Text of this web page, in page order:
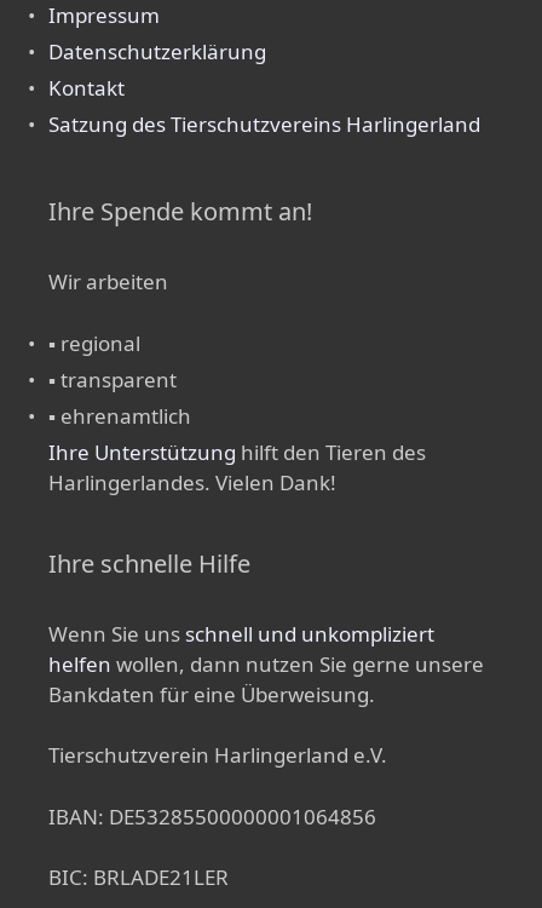
Impressum
Datenschutzerklärung
Kontakt
Satzung des Tierschutzvereins Harlingerland
Ihre Spende kommt an!
Wir arbeiten
▪ regional
▪ transparent
▪ ehrenamtlich
Ihre Unterstützung hilft den Tieren des
Harlingerlandes. Vielen Dank!
Ihre schnelle Hilfe
Wenn Sie uns schnell und unkompliziert
helfen wollen, dann nutzen Sie gerne unsere
Bankdaten für eine Überweisung.
Tierschutzverein Harlingerland e.V.
IBAN: DE53285500000001064856
BIC: BRLADE21LER